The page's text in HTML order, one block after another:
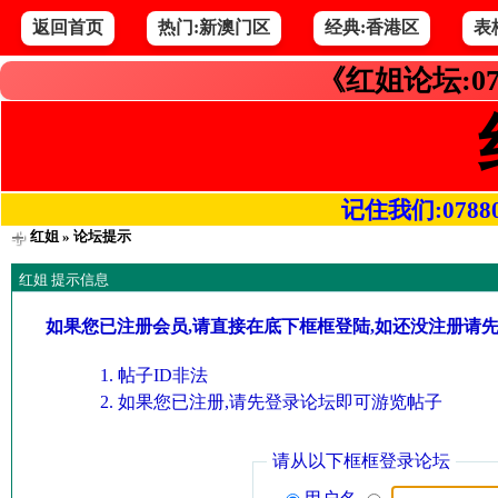
返回首页 热门:新澳门区 经典:香港区 表
《红姐论坛
记住我们
红姐» 论坛提示
红姐 提示信息
如果您已注册会员,请直接在底下框框登陆,如还没注册请
帖子ID非法
如果您已注册,请先登录论坛即可游览帖子
请从以下框框登录论坛